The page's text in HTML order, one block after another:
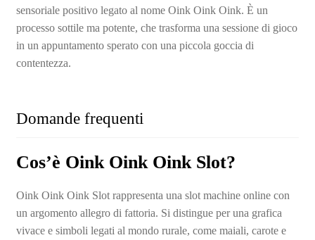
sensoriale positivo legato al nome Oink Oink Oink. È un
processo sottile ma potente, che trasforma una sessione di gioco
in un appuntamento sperato con una piccola goccia di
contentezza.
Domande frequenti
Cos’è Oink Oink Oink Slot?
Oink Oink Oink Slot rappresenta una slot machine online con
un argomento allegro di fattoria. Si distingue per una grafica
vivace e simboli legati al mondo rurale, come maiali, carote e